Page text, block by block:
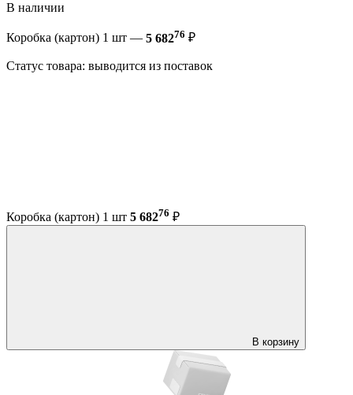
В наличии
Коробка (картон) 1 шт — 5 68276 ₽
Статус товара: выводится из поставок
Коробка (картон) 1 шт 5 68276 ₽
В корзину